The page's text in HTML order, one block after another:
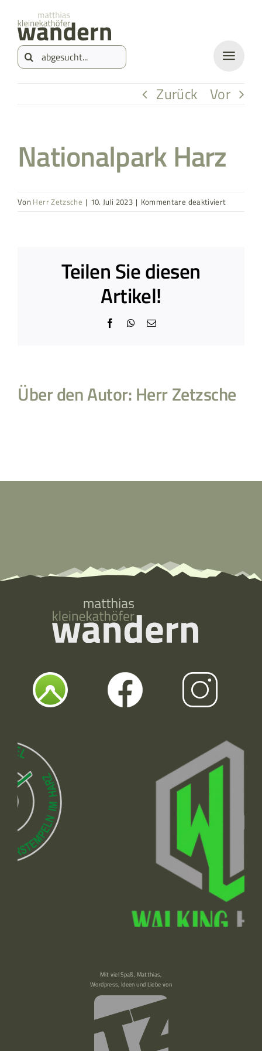
springen
Inhalt
springen
Suche
Zurück Vor
Nationalpark Harz
Von Herr Zetzsche | 10. Juli 2023 | Kommentare deaktiviertfür
Teilen Sie diesen
Artikel!
Facebook
WhatsApp
E-
Über den Autor:Herr Zetzsche
Mit viel Spaß, Matthias,